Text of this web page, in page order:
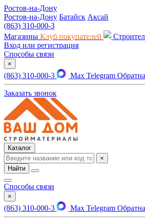
Ростов-на-Дону
Ростов-на-Дону Батайск Аксай
(863) 310-000-3
Магазины Клуб покупателей
Вход или регистрация
Способы связи
×
(863) 310-000-3 Max Telegram
Заказать звонок
Каталог
×
Найти
Способы связи
×
(863) 310-000-3 Max Telegram